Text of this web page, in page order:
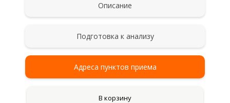
Описание
Подготовка к анализу
Адреса пунктов приема
В корзину